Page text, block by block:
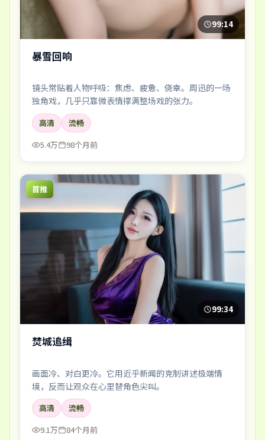
99:14
暴雪回响
镜头常贴着人物呼吸：焦虑、疲惫、侥幸。周迅的一场
独角戏，几乎只靠微表情撑满整场戏的张力。
高清
流畅
5.4万
98个月前
首推
99:34
焚城追缉
画面冷、对白更冷。它用近乎新闻的克制讲述极端情
境，反而让观众在心里替角色尖叫。
高清
流畅
9.1万
84个月前